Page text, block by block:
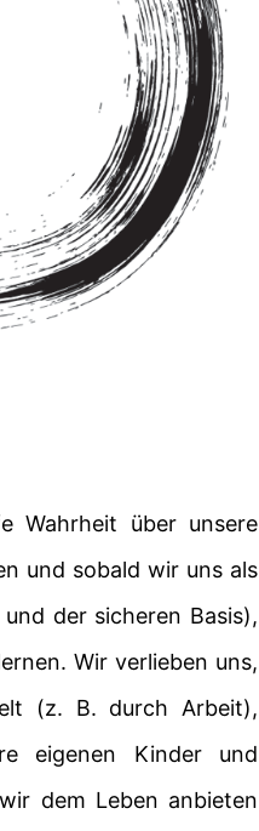
Wahrheit über unsere
und sobald wir uns als
der sicheren Basis),
Wir verlieben uns,
(z. B. durch Arbeit),
eigenen Kinder und
dem Leben anbieten